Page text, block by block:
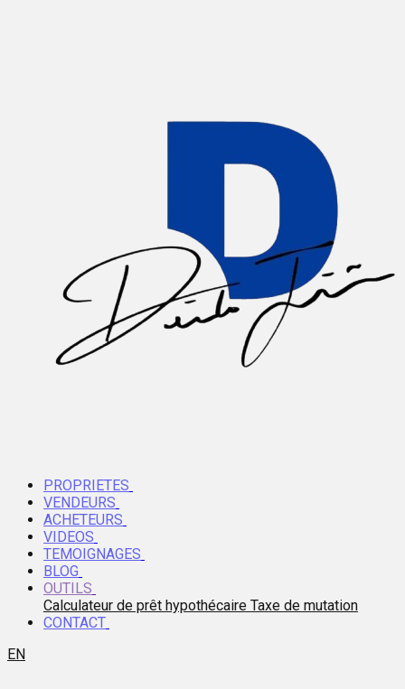
PROPRIETES
VENDEURS
ACHETEURS
VIDEOS
TEMOIGNAGES
BLOG
OUTILS
Calculateur de prêt hypothécaire Taxe de mutation
CONTACT
EN